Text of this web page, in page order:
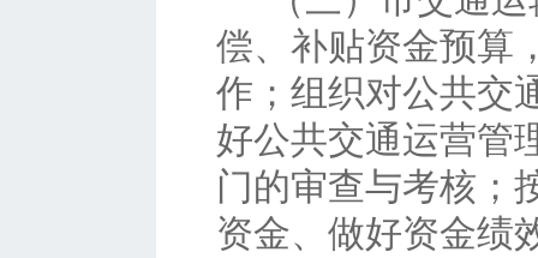
偿、补贴资金预算
作；组织对公共交
好公共交通运营管
门的审查与考核；
资金、做好资金绩